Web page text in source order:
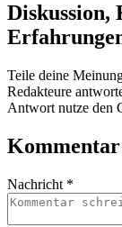
Diskussion,
Teile deine
Redakteure
Antwort nutze den
Nachricht *